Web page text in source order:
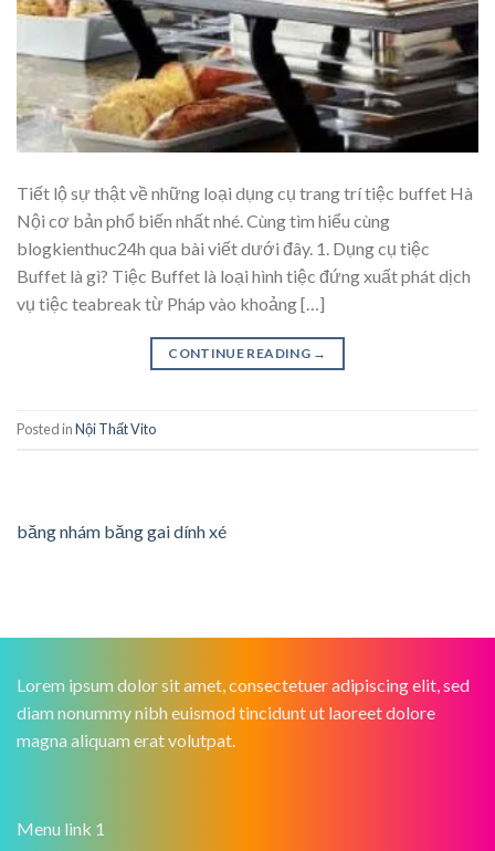
Tiết lộ sự thật về những loại dụng cụ trang trí tiệc buffet Hà
Nội cơ bản phổ biến nhất nhé. Cùng tìm hiểu cùng
blogkienthuc24h qua bài viết dưới đây. 1. Dụng cụ tiệc
Buffet là gì? Tiệc Buffet là loại hình tiệc đứng xuất phát dịch
vụ tiệc teabreak từ Pháp vào khoảng […]
CONTINUE READING →
Posted inNội Thất Vito
băng nhám băng gai dính xé
Lorem ipsum dolor sit amet, consectetuer adipiscing elit, sed
diam nonummy nibh euismod tincidunt ut laoreet dolore
magna aliquam erat volutpat.
Menu link 1